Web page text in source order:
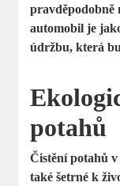
pravděpodobně
automobil je
údržbu, která
potahů
Čistění potahů
také šetrné k